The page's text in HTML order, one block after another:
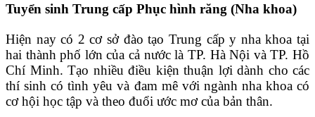
Tuyển sinh Trung cấp Phục hình răng (Nha khoa)
Hiện nay có 2 cơ sở đào tạo Trung cấp y nha khoa tại
hai thành phố lớn của cả nước là TP. Hà Nội và TP. Hồ
Chí Minh. Tạo nhiều điều kiện thuận lợi dành cho các
thí sinh có tình yêu và đam mê với ngành nha khoa có
cơ hội học tập và theo đuổi ước mơ của bản thân.